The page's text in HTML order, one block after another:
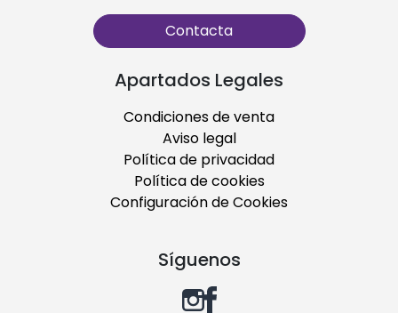
Contacta
Apartados Legales
Condiciones de venta
Aviso legal
Política de privacidad
Política de cookies
Configuración de Cookies
Síguenos